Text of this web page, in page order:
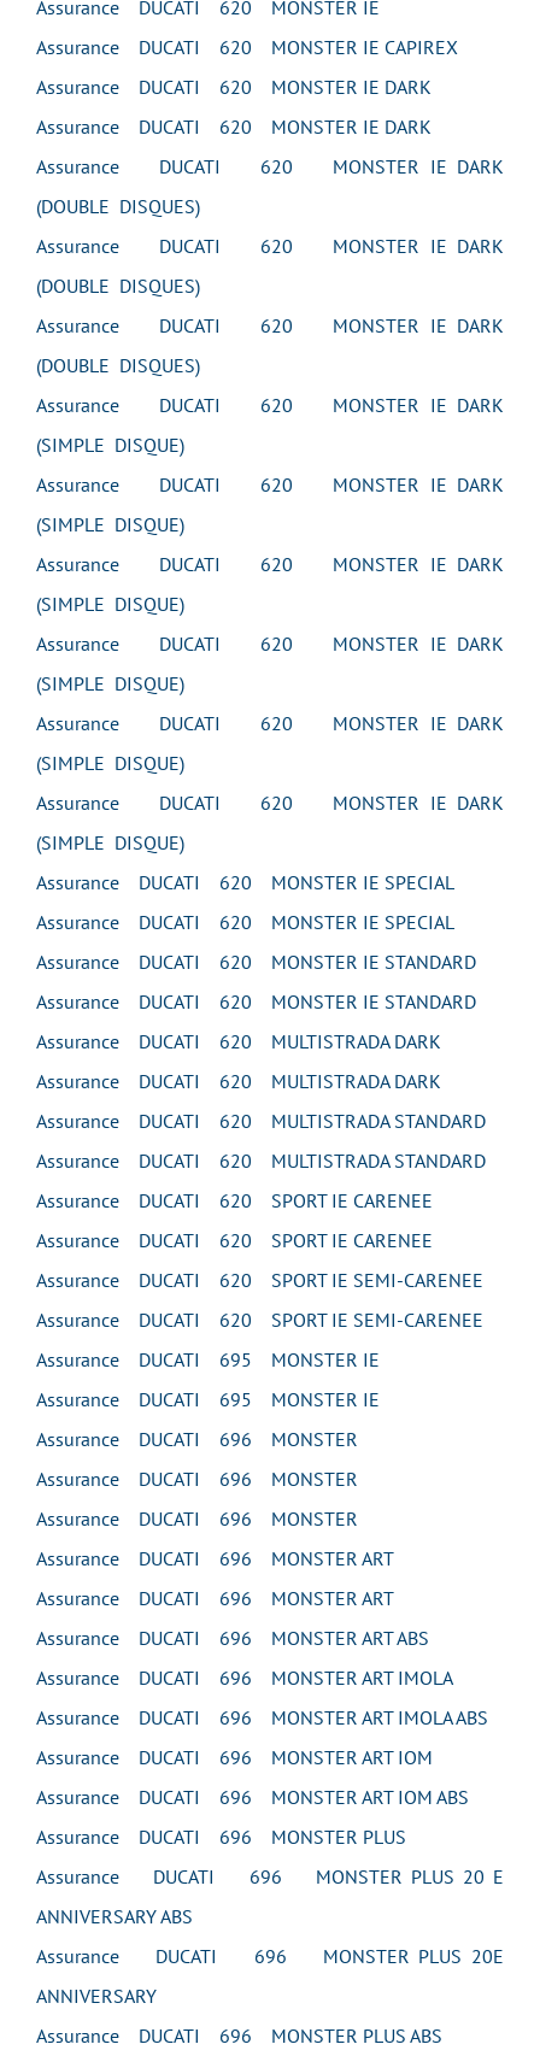
Assurance DUCATI 620 MONSTER IE
Assurance DUCATI 620 MONSTER IE CAPIREX
Assurance DUCATI 620 MONSTER IE DARK
Assurance DUCATI 620 MONSTER IE DARK
Assurance DUCATI 620 MONSTER IE DARK
(DOUBLE DISQUES)
Assurance DUCATI 620 MONSTER IE DARK
(DOUBLE DISQUES)
Assurance DUCATI 620 MONSTER IE DARK
(DOUBLE DISQUES)
Assurance DUCATI 620 MONSTER IE DARK
(SIMPLE DISQUE)
Assurance DUCATI 620 MONSTER IE DARK
(SIMPLE DISQUE)
Assurance DUCATI 620 MONSTER IE DARK
(SIMPLE DISQUE)
Assurance DUCATI 620 MONSTER IE DARK
(SIMPLE DISQUE)
Assurance DUCATI 620 MONSTER IE DARK
(SIMPLE DISQUE)
Assurance DUCATI 620 MONSTER IE DARK
(SIMPLE DISQUE)
Assurance DUCATI 620 MONSTER IE SPECIAL
Assurance DUCATI 620 MONSTER IE SPECIAL
Assurance DUCATI 620 MONSTER IE STANDARD
Assurance DUCATI 620 MONSTER IE STANDARD
Assurance DUCATI 620 MULTISTRADA DARK
Assurance DUCATI 620 MULTISTRADA DARK
Assurance DUCATI 620 MULTISTRADA STANDARD
Assurance DUCATI 620 MULTISTRADA STANDARD
Assurance DUCATI 620 SPORT IE CARENEE
Assurance DUCATI 620 SPORT IE CARENEE
Assurance DUCATI 620 SPORT IE SEMI-CARENEE
Assurance DUCATI 620 SPORT IE SEMI-CARENEE
Assurance DUCATI 695 MONSTER IE
Assurance DUCATI 695 MONSTER IE
Assurance DUCATI 696 MONSTER
Assurance DUCATI 696 MONSTER
Assurance DUCATI 696 MONSTER
Assurance DUCATI 696 MONSTER ART
Assurance DUCATI 696 MONSTER ART
Assurance DUCATI 696 MONSTER ART ABS
Assurance DUCATI 696 MONSTER ART IMOLA
Assurance DUCATI 696 MONSTER ART IMOLA ABS
Assurance DUCATI 696 MONSTER ART IOM
Assurance DUCATI 696 MONSTER ART IOM ABS
Assurance DUCATI 696 MONSTER PLUS
Assurance DUCATI 696 MONSTER PLUS 20 E
ANNIVERSARY ABS
Assurance DUCATI 696 MONSTER PLUS 20E
ANNIVERSARY
Assurance DUCATI 696 MONSTER PLUS ABS